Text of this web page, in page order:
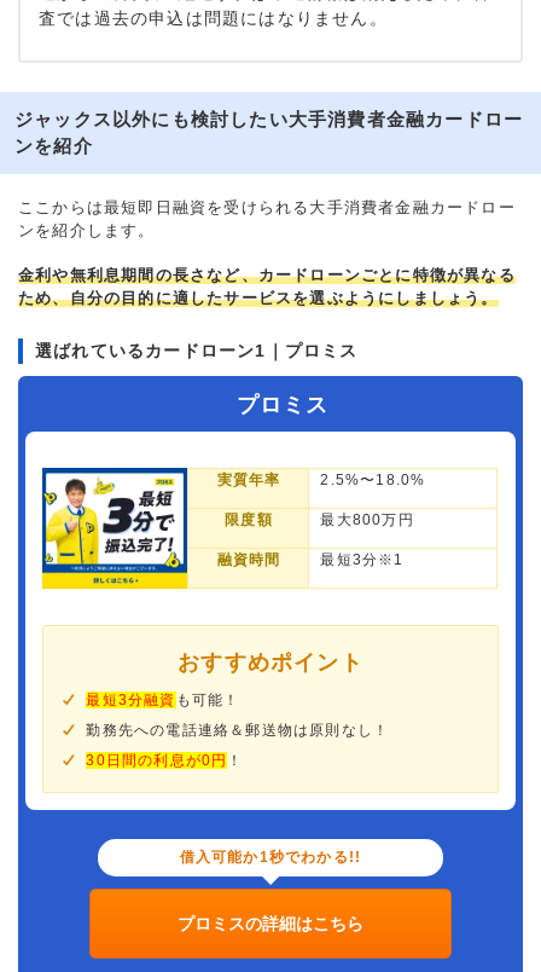
査では過去の申込は問題にはなりません。
ジャックス以外にも検討したい大手消費者金融カードロー
ンを紹介
ここからは最短即日融資を受けられる大手消費者金融カードロー
ンを紹介します。
金利や無利息期間の長さなど、カードローンごとに特徴が異なる
ため、自分の目的に適したサービスを選ぶようにしましょう。
選ばれているカードローン1｜プロミス
プロミス
実質年率 2.5%〜18.0%
限度額 最大800万円
融資時間 最短3分※1
おすすめポイント
最短3分融資 も可能！
勤務先への電話連絡＆郵送物は原則なし！
30日間の利息が0円 ！
借入可能か1秒でわかる!!
プロミスの詳細はこちら